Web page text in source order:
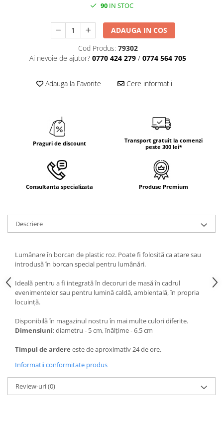
CAPACE, COASTERE & BAVETE
VESELA PREMIUM UNICA
FOLOSINTA
SETURI DE MASA
DECOR ALB & IVORY
DECOR ROSU & BORDO
DECOR LILA & MOV
DECOR ALBASTRU
DECOR BRONZ
DECOR GALBEN
DECOR CREM
DECOR BEJ & MARO
DECOR ROZ
DECOR NUNTA & LOGODNA
DECOR BOTEZ
DECOR EVENIMENTE CORPORATE
DECOR ANIVERSARI COPII
DECOR PETRECERI
90IN STOC
ADAUGA IN COS
Cod Produs: 79302
Ai nevoie de ajutor? 0770 424 279 / 0774 564 705
Adauga la Favorite Cere informatii
Praguri de discount
Transport gratuit la comenzi
peste 300 lei*
Consultanta specializata Produse Premium
Descriere
Lumânare în borcan de plastic roz. Poate fi folosită ca atare sau
introdusă în borcan special pentru lumânări.
Ideală pentru a fi integrată în decoruri de masă în cadrul
evenimentelor sau pentru lumină caldă, ambientală, în propria
locuință.
Disponibilă în magazinul nostru în mai multe culori diferite.
Dimensiuni: diametru - 5 cm, înălțime - 6,5 cm
Timpul de ardere este de aproximativ 24 de ore.
Informatii conformitate produs
Review-uri(0)